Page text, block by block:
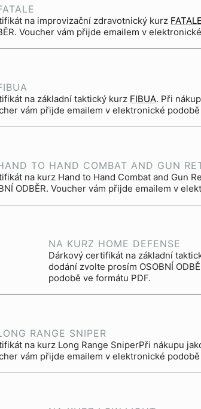
na improvizační zdravotnický kurz FATALE
Voucher vám přijde emailem v
na základní taktický kurz FIBUA. Při nákupu jako způsob dodání zvolte prosím OSOBNÍ
vám přijde emailem v elektronické
TO HAND COMBAT AND GUN
na kurz Hand to Hand Combat and Gun
ODBĚR. Voucher vám přijde emailem v
NA KURZ HOME DEFENSE
Dárkový certifikát na základní
dodání zvolte prosím OSOBNÍ
podobě ve formátu PDF.
RANGE SNIPER
na kurz Long Range SniperPři nákupu
vám přijde emailem v elektronické